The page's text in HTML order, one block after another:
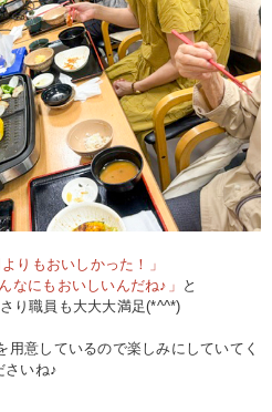
りもおいしかった！」
なにもおいしいんだね♪」 と
り職員も大大大満足(*^^*)
意しているので楽しみにしていてく
さいね♪